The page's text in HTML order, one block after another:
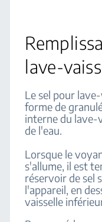
lave-
Le sel pour
forme de
interne du lave-
de l'eau.
Lorsque le
s'allume, il est
réservoir de sel
l'appareil, en
vaisselle